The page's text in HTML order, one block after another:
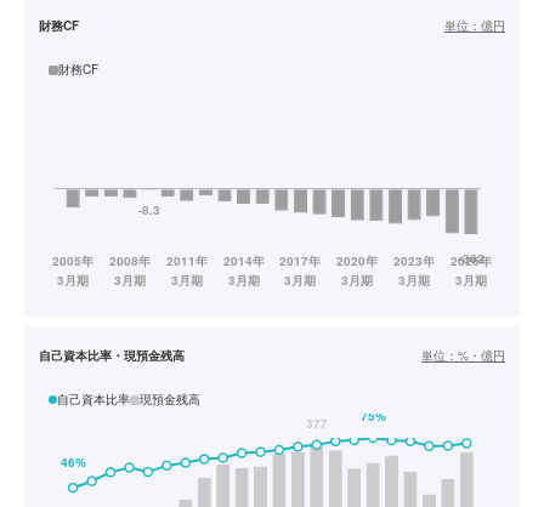
財務CF 単位： 億円
財務CF
自己資本比率・現預金残高 単位： %・億円
自己資本比率 現預金残高